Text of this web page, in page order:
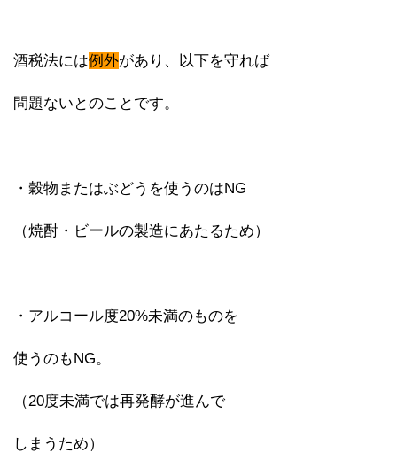
酒税法には例外があり、以下を守れば
問題ないとのことです。
・穀物またはぶどうを使うのはNG
（焼酎・ビールの製造にあたるため）
・アルコール度20%未満のものを
使うのもNG。
（20度未満では再発酵が進んで
しまうため）